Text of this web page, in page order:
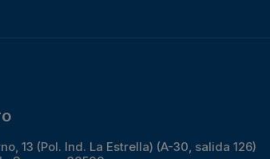
13 (Pol. Ind. La Estrella) (A-30, salida 126)